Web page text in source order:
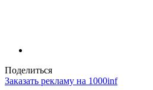
Поделиться
Заказать рекламу на 1000inf